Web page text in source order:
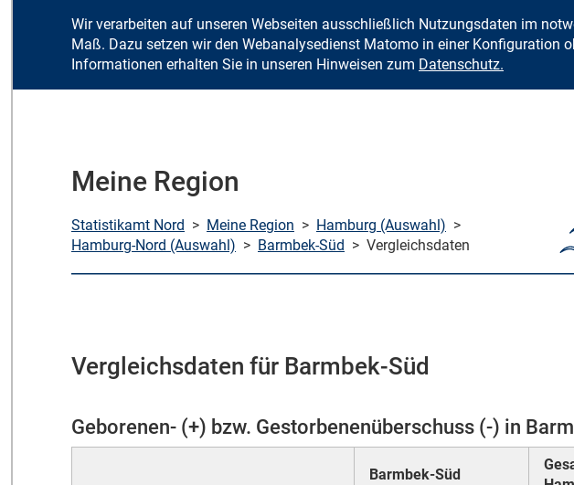
Zum Inhalt springen
Suche starten
und Karten
Wir verarbeiten auf unseren Webseiten ausschließlich Nutzungsdaten im
Maß. Dazu setzen wir den Webanalysedienst Matomo in einer Konfiguration
Informationen erhalten Sie in unseren Hinweisen zum Datenschutz.
Meine Region
Statistikamt Nord > Meine Region > Hamburg (Auswahl) >
Hamburg-Nord (Auswahl) > Barmbek-Süd > Vergleichsdaten
Vergleichsdaten für Barmbek-Süd
Geborenen- (+) bzw. Gestorbenenüberschuss (-) in
Barmbek-Süd